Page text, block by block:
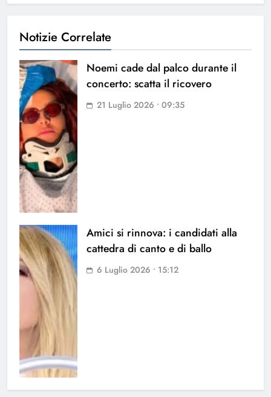
Notizie Correlate
Noemi cade dal palco durante il
concerto: scatta il ricovero
21 Luglio 2026 • 09:35
Amici si rinnova: i candidati alla
cattedra di canto e di ballo
6 Luglio 2026 • 15:12